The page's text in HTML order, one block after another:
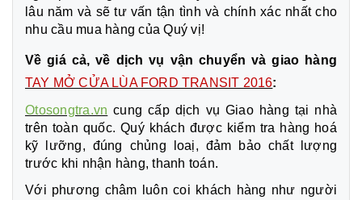
lâu năm và sẽ tư vấn tận tình và chính xác nhất cho
nhu cầu mua hàng của Quý vị!
Về giá cả, về dịch vụ vận chuyển và giao hàng
TAY MỞ CỬA LÙA FORD TRANSIT 2016:
Otosongtra.vn cung cấp dịch vụ Giao hàng tại nhà
trên toàn quốc. Quý khách được kiểm tra hàng hoá
kỹ lưỡng, đúng chủng loaị, đảm bảo chất lượng
trước khi nhận hàng, thanh toán.
Với phương châm luôn coi khách hàng như người